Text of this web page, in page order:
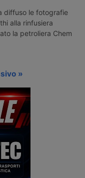
diffuso le fotografie
alla rinfusiera
la petroliera Chem
»